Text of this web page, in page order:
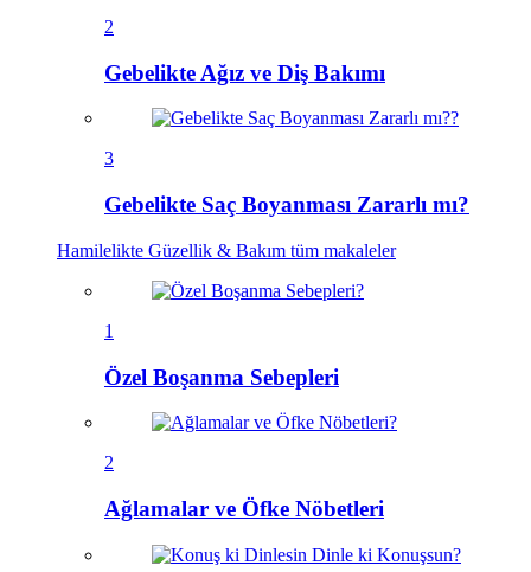
2
Gebelikte Ağız ve Diş Bakımı
3
Gebelikte Saç Boyanması Zararlı mı?
Hamilelikte Güzellik & Bakım tüm makaleler
1
Özel Boşanma Sebepleri
2
Ağlamalar ve Öfke Nöbetleri